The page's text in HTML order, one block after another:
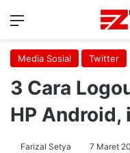
Menu
Media Sosial Twitter
3 Cara
HP Android,
Farizal Setya 7 Maret